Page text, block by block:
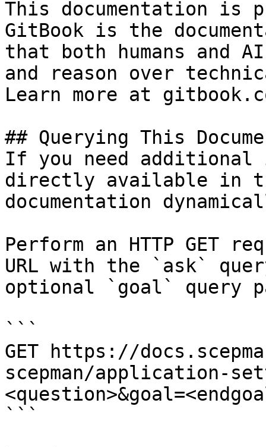
This documentation is
GitBook is the
that both humans and
and reason over
Learn more at
## Querying This
If you need
directly available in
documentation
Perform an HTTP GET
URL with the `ask`
optional `goal` query
```
GET https://
scepman/application-
```